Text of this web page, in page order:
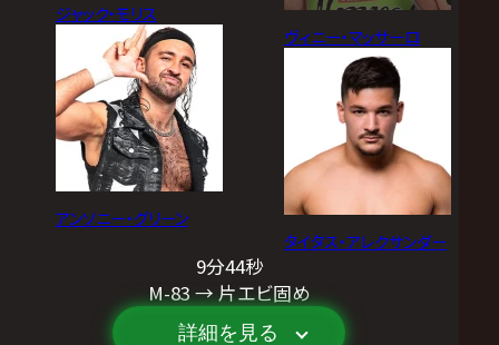
ジャック・モリス
アンソニー・グリーン
ヴィニー・マッサーロ
タイタス・アレクサンダー
9分44秒
M-83 → 片エビ固め
詳細を見る